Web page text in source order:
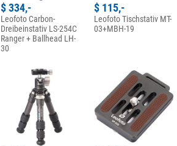
$ 334,-
Leofoto Carbon-
Dreibeinstativ LS-254C
Ranger + Ballhead LH-
30
$ 115,-
Leofoto Tischstativ MT-
03+MBH-19